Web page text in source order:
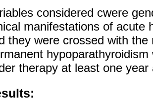
considered cwere
manifestations of acute
they were crossed with
therapy at least one